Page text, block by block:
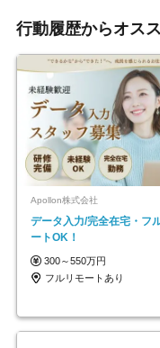
行動履歴からオス
Apollon株式会社
データ入力/完全在宅・フ
ートOK！
300～550万円
フルリモートあり